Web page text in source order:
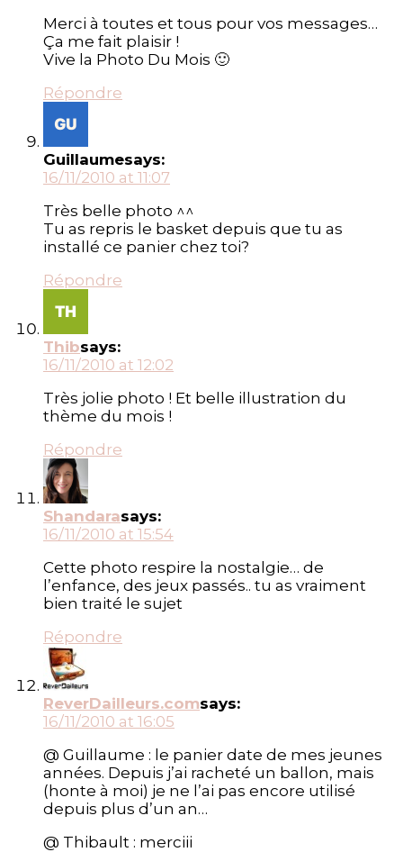
Merci à toutes et tous pour vos messages…
Ça me fait plaisir !
Vive la Photo Du Mois 🙂
Répondre
Guillaumesays:
16/11/2010 at 11:07
Très belle photo ^^
Tu as repris le basket depuis que tu as
installé ce panier chez toi?
Répondre
Thibsays:
16/11/2010 at 12:02
Très jolie photo ! Et belle illustration du
thème du mois !
Répondre
Shandarasays:
16/11/2010 at 15:54
Cette photo respire la nostalgie… de
l’enfance, des jeux passés.. tu as vraiment
bien traité le sujet
Répondre
ReverDailleurs.comsays:
16/11/2010 at 16:05
@ Guillaume : le panier date de mes jeunes
années. Depuis j’ai racheté un ballon, mais
(honte à moi) je ne l’ai pas encore utilisé
depuis plus d’un an…
@ Thibault : merciii